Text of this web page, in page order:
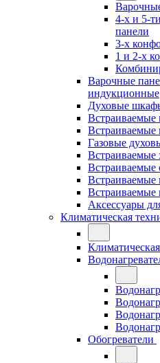
4-х и 5-
панели
3-х
1 и 2-х
Варочные
индукционные
Духовые
Встраиваемые
Газовые
Встраиваемые
Встраиваемые
Аксессуары
Климатическая
Обогреватели